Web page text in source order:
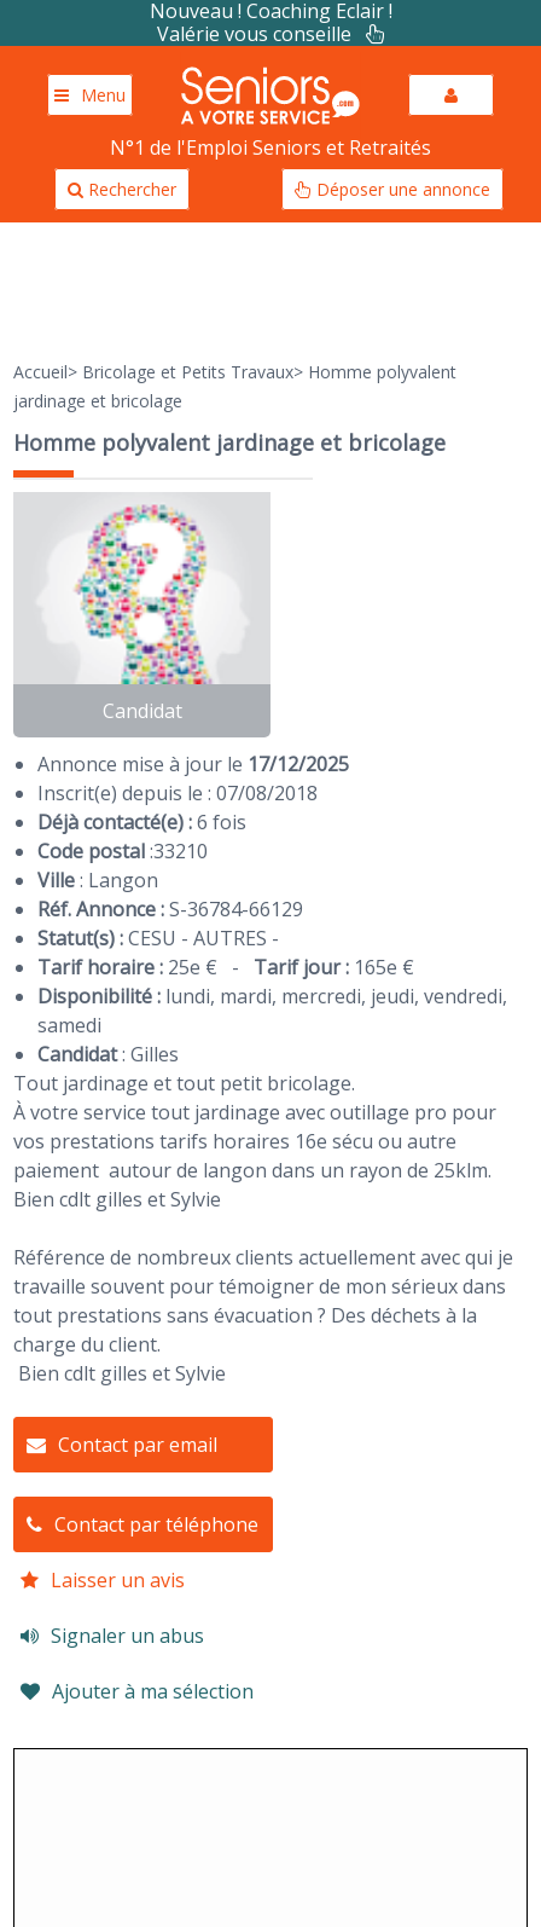
Nouveau ! Coaching Eclair !
Valérie vous conseille
Menu
N°1 de l'Emploi Seniors et Retraités
Rechercher Déposer une annonce
Accueil> Bricolage et Petits Travaux> Homme polyvalent
jardinage et bricolage
Homme polyvalent jardinage et bricolage
Candidat
Annonce mise à jour le 17/12/2025
Inscrit(e) depuis le : 07/08/2018
Déjà contacté(e) :6 fois
Code postal:33210
Ville: Langon
Réf. Annonce :S-36784-66129
Statut(s) :CESU - AUTRES -
Tarif horaire : 25e € - Tarif jour : 165e €
Disponibilité : lundi, mardi, mercredi, jeudi, vendredi,
samedi
Candidat:Gilles
Tout jardinage et tout petit bricolage.
À votre service tout jardinage avec outillage pro pour
vos prestations tarifs horaires 16e sécu ou autre
paiement autour de langon dans un rayon de 25klm.
Bien cdlt gilles et Sylvie
Référence de nombreux clients actuellement avec qui je
travaille souvent pour témoigner de mon sérieux dans
tout prestations sans évacuation ? Des déchets à la
charge du client.
Bien cdlt gilles et Sylvie
Contact par email
Contact par téléphone
Laisser un avis
Signaler un abus
Ajouter à ma sélection